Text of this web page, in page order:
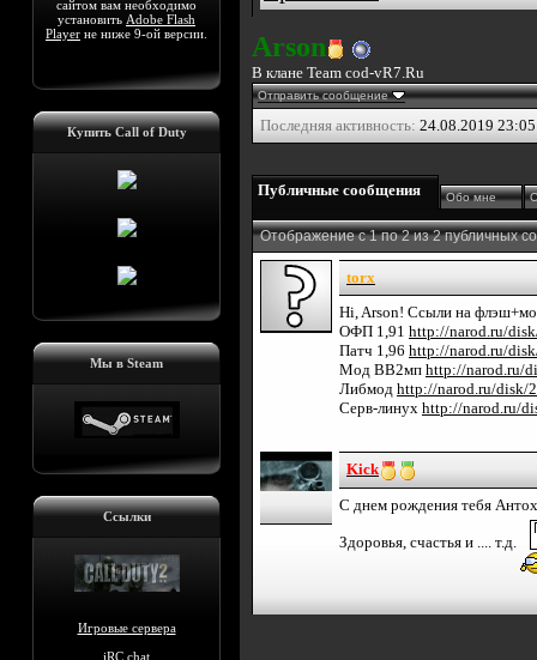
сайтом вам необходимо
установить Adobe Flash
Player не ниже 9-ой версии.
Купить Call of Duty
Мы в Steam
Ссылки
Игровые сервера
iRC chat
Arson
В клане Team cod-vR7.Ru
Отправить сообщение
Последняя активность: 24.08.2019 23:05
Публичные сообщения Обо мне
Отображение с 1 по2из2публичных
torx
Hi, Arson! Ссыли на
ОФП 1,91 http://narod.ru/
Патч 1,96 http://narod.ru/
Мод ВВ2мп http://narod.ru/
Либмод http://narod.ru/disk/
Серв-линух http://narod.ru/
Kick
С днем рождения тебя
Здоровья, счастья и .... т.д.